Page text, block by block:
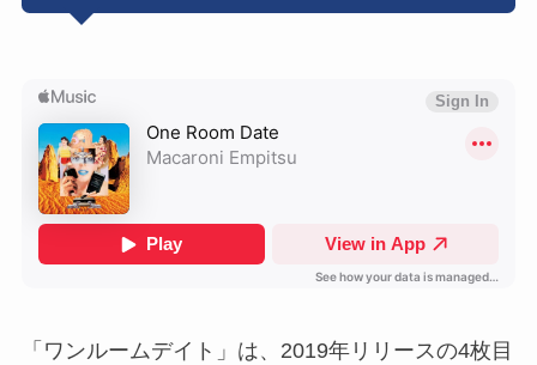
「ワンルームデイト」は、2019年リリースの4枚目